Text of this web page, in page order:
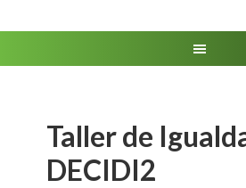
Taller de
DECIDI2